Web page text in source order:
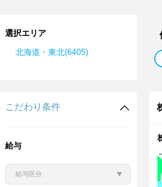
選択エリア
北海道・東北(6405)
こだわり条件
給与